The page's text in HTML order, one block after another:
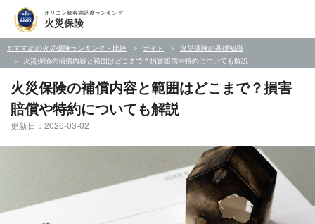
オリコン顧客満足度ランキング
火災保険
おすすめの火災保険ランキング・比較 ガイド
火災保険の基礎知識
火災保険の補償内容と範囲はどこまで？損害賠償や特約についても解説
火災保険の補償内容と範囲はどこまで？損害
賠償や特約についても解説
更新日：2026-03-02